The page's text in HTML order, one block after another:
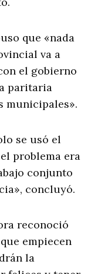
que «nada
va a
el gobierno
paritaria
municipales».
se usó el
problema era
conjunto
concluyó.
reconoció
empiecen
la